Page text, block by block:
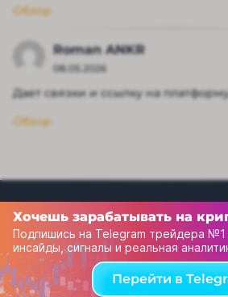
Обзор
Roman ANKR
08.05.2026
Дает связки и ссылку на
Обзор
Рейтинг
Хочешь зарабатывать на
Подпишись на Telegram трейдера
инсайды, сигналы и реальная
Перейти в